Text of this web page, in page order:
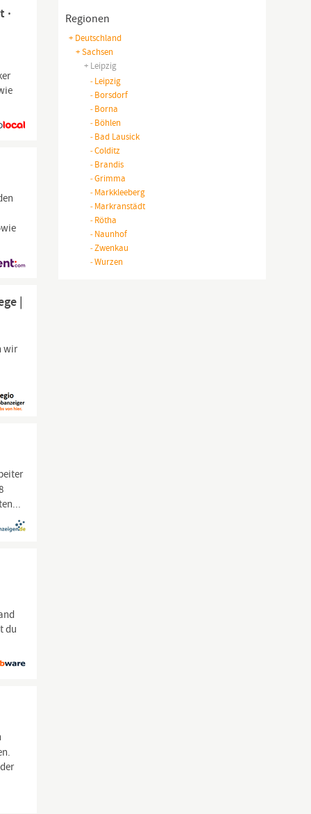
Regionen
+ Deutschland
+ Sachsen
+ Leipzig
-Leipzig
-Borsdorf
-Borna
-Böhlen
-Bad Lausick
-Colditz
-Brandis
-Grimma
-Markkleeberg
-Markranstädt
-Rötha
-Naunhof
-Zwenkau
-Wurzen
·
|
wir
du